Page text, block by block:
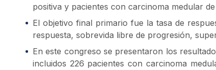
positiva y pacientes con carcinoma medular
El objetivo final primario fue la tasa de
respuesta, sobrevida libre de progresión,
En este congreso se presentaron los
incluidos 226 pacientes con carcinoma